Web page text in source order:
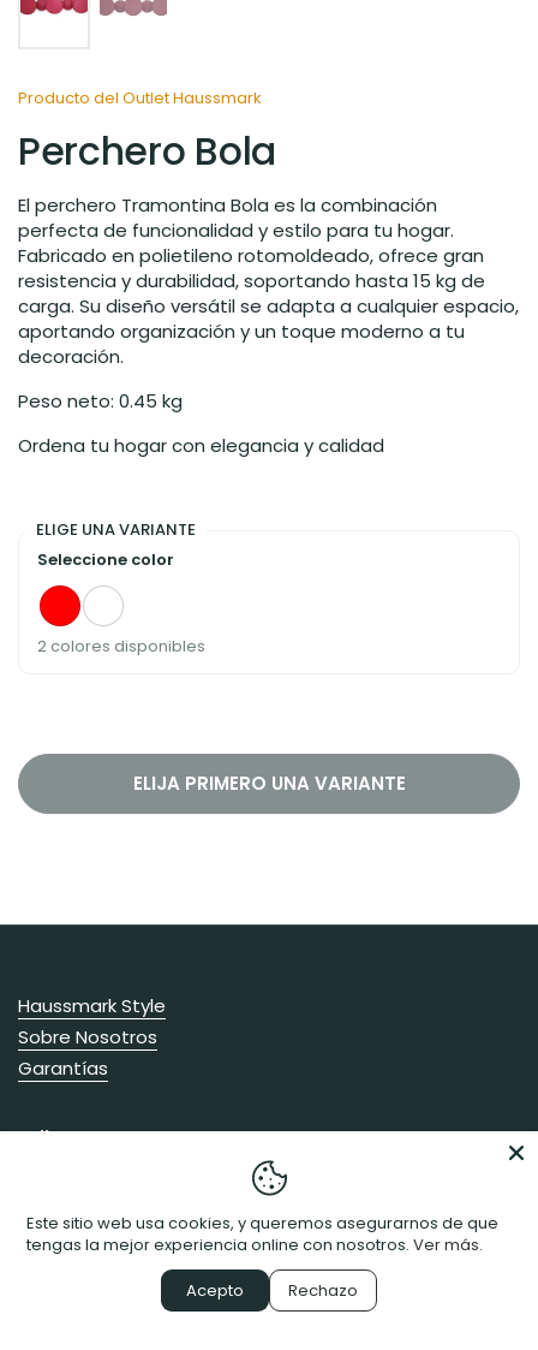
Producto del Outlet Haussmark
Perchero Bola
El perchero Tramontina Bola es la combinación
perfecta de funcionalidad y estilo para tu hogar.
Fabricado en polietileno rotomoldeado, ofrece gran
resistencia y durabilidad, soportando hasta 15 kg de
carga. Su diseño versátil se adapta a cualquier espacio,
aportando organización y un toque moderno a tu
decoración.
Peso neto: 0.45 kg
Ordena tu hogar con elegancia y calidad
ELIGE UNA VARIANTE
Seleccione color
red wine
2 colores disponibles
ELIJA PRIMERO UNA VARIANTE
Haussmark Style
Sobre Nosotros
Garantías
Follow us
WhatsApp
Derechos de autor © 2026 Haussmark.
Este sitio web usa cookies, y queremos asegurarnos de que
tengas la mejor experiencia online con nosotros.Ver más.
Acepto
Rechazo